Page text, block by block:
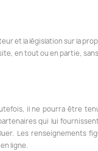
et la législation sur la
en tout ou en partie,
il ne pourra être
qui lui
Les renseignements
ligne.